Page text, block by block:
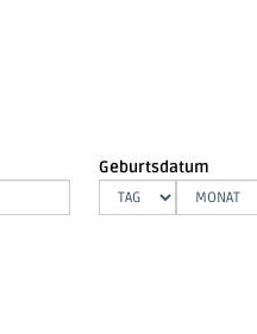
Geburtsdatum